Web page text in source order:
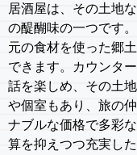
居酒屋は、その土地
の醍醐味の一つです
元の食材を使った郷
できます。カウンタ
話を楽しめ、その土
や個室もあり、旅の
ナブルな価格で多彩
算を抑えつつ充実し